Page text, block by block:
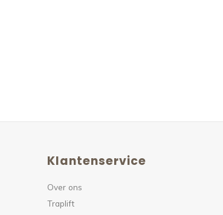
Klantenservice
Over ons
Traplift